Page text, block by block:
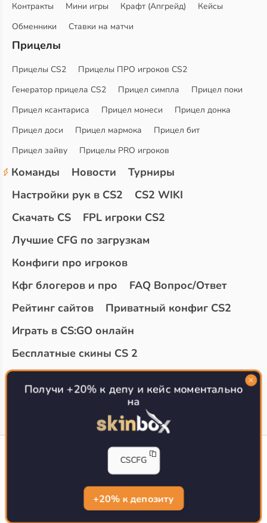
Контракты
Мини игры Крафт (Апгрейд)
Кейсы
Обменники
Ставки на матчи
Прицелы
Прицелы CS2
Прицелы ПРО игроков CS2
Генератор прицела CS2
Прицел симпла
Прицел поки
Прицел ксантариса
Прицел монеси
Прицел донка
Прицел доси
Прицел мармока
Прицел бит
Прицел зайву
Прицелы PRO игроков
Команды Новости
Турниры
Настройки рук в CS2
CS2 WIKI
Скачать CS
FPL игроки CS2
Лучшие CFG по загрузкам
Конфиги про игроков
Кфг блогеров и про
FAQ Вопрос/Ответ
Рейтинг сайтов
Приватный конфиг CS2
Играть в CS:GO онлайн
Бесплатные скины CS 2
Топ сайтов с халявой КС 2
О проекте
CS-CONFIG.com © 2020-2026 г.
Политика конфиденциальности
РЕКЛАМА НА САЙТЕ
Получи +20% к депу и кейс моментально
на
CSCFG
+20% к депозиту